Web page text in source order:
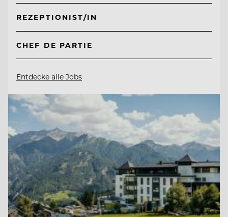
REZEPTIONIST/IN
CHEF DE PARTIE
Entdecke alle Jobs